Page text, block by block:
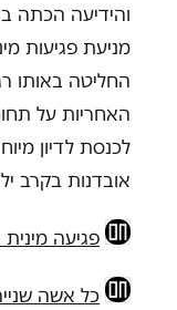
והידיעה הכתה
מניעת פגיעות
החליטה באותו
האחריות על
לכנסת לדיון
אובדנות בקרב
פגיעה
כל אשה